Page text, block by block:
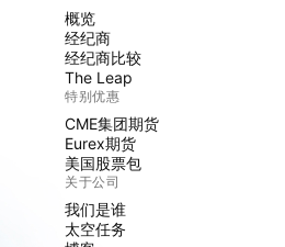
概览
经纪商
经纪商比较
The Leap
特别优惠
CME集团期货
Eurex期货
美国股票包
关于公司
我们是谁
太空任务